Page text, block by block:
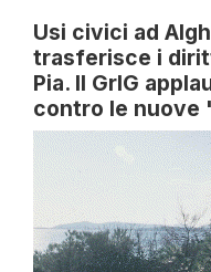
Usi civici ad
trasferisce i
Pia. Il GrIG
contro le nuove